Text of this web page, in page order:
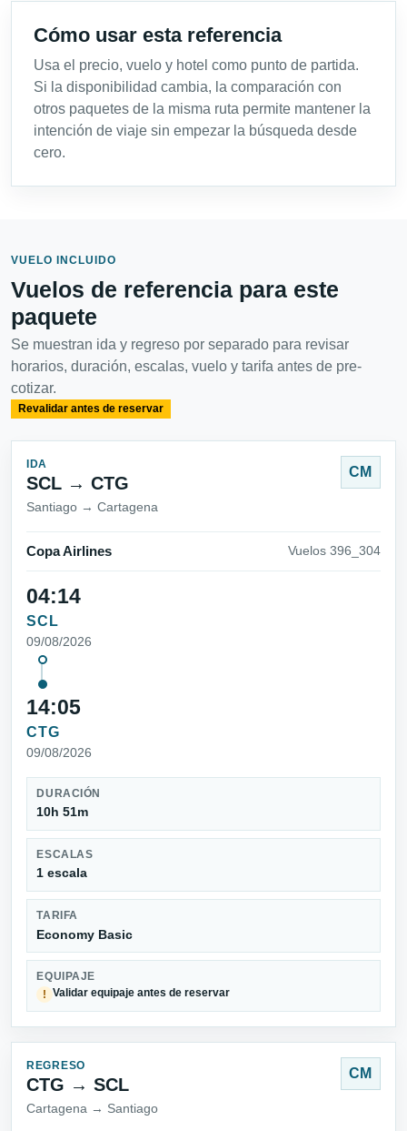
Cómo usar esta referencia
Usa el precio, vuelo y hotel como punto de partida.
Si la disponibilidad cambia, la comparación con
otros paquetes de la misma ruta permite mantener la
intención de viaje sin empezar la búsqueda desde
cero.
VUELO INCLUIDO
Vuelos de referencia para este
paquete
Se muestran ida y regreso por separado para revisar
horarios, duración, escalas, vuelo y tarifa antes de pre-
cotizar.
Revalidar antes de reservar
IDA
SCL → CTG
Santiago → Cartagena
CM
Copa Airlines Vuelos 396_304
04:14
SCL
09/08/2026
14:05
CTG
09/08/2026
DURACIÓN
10h 51m
ESCALAS
1 escala
TARIFA
Economy Basic
EQUIPAJE
!
Validar equipaje antes de reservar
REGRESO
CTG → SCL
Cartagena → Santiago
CM